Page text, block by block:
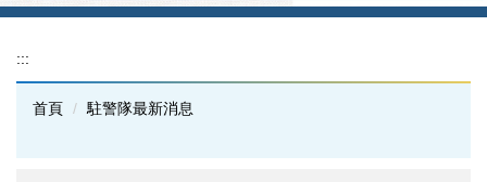
:::
首頁 駐警隊最新消息